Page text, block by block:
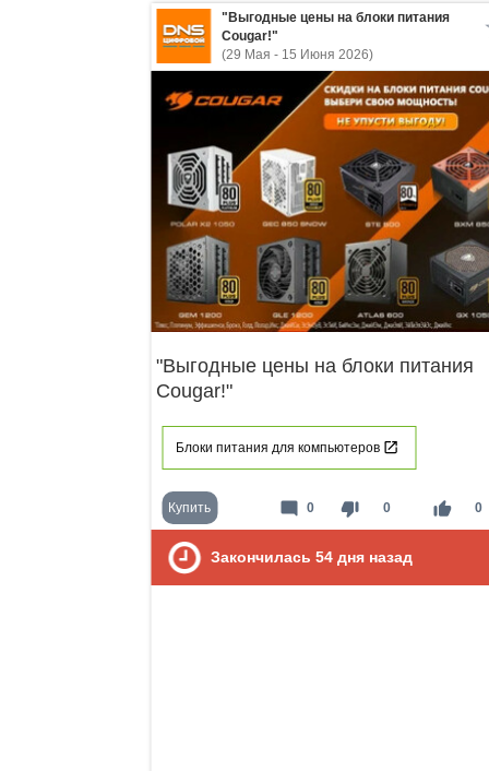
"Выгодные цены на блоки питания
Cougar!"
(29 Мая - 15 Июня 2026)
"Выгодные цены на блоки питания
Cougar!"
Блоки питания для компьютеров
Купить thumb_down 0 thumb_up 0
mode_comment 0
Закончилась 54 дня назад